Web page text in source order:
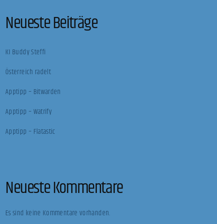
Neueste Beiträge
KI Buddy Steffi
Österreich radelt
Apptipp – Bitwarden
Apptipp – Watrify
Apptipp – Flatastic
Neueste Kommentare
Es sind keine Kommentare vorhanden.